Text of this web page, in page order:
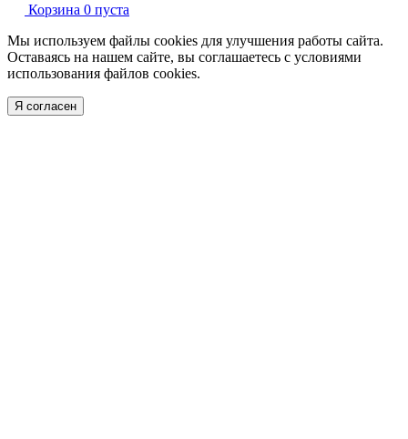
Корзина 0 пуста
Мы используем файлы cookies для улучшения работы сайта.
Оставаясь на нашем сайте, вы соглашаетесь с условиями
использования файлов cookies.
Я согласен